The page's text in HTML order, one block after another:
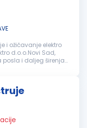
i ožičavanje elektro
d.o.o.Novi Sad,
posla i daljeg širenja